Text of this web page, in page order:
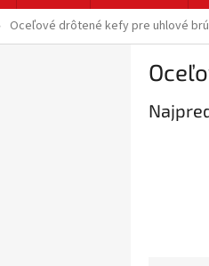
Oceľové drôtené kefy pre uhlové